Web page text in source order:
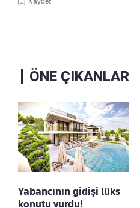
ÖNE ÇIKANLAR
Yabancının gidişi lüks
konutu vurdu!